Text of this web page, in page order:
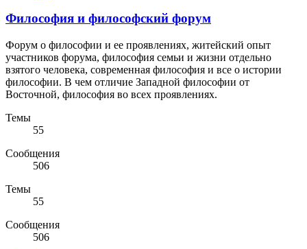
Философия и философский форум
Форум о философии и ее проявлениях, житейский опыт
участников форума, философия семьи и жизни отдельно
взятого человека, современная философия и все о истории
философии. В чем отличие Западной философии от
Восточной, философия во всех проявлениях.
Темы
55
Сообщения
506
Темы
55
Сообщения
506